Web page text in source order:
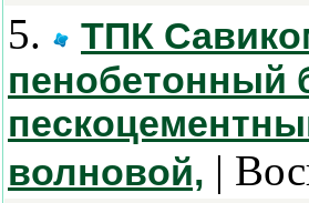
5.
ТПК
пенобетонный
волновой, |